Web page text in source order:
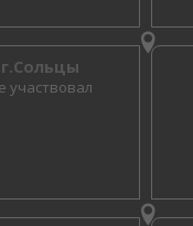
г.Сольцы
участвовал